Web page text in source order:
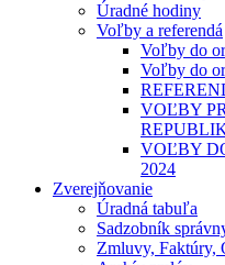
Úradné hodiny
Voľby a referendá
Voľby do
Voľby do
VOĽBY
VOĽBY
2024
Zverejňovanie
Úradná tabuľa
Sadzobník
Zmluvy, Faktúry,